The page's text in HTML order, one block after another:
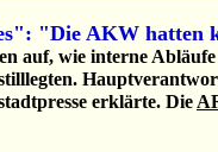
"Die AKW hatten
auf, wie interne
erklärte. Die